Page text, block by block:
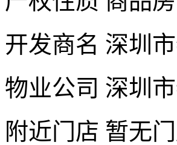
开发商名 深圳
物业公司 深圳
附近门店 暂无